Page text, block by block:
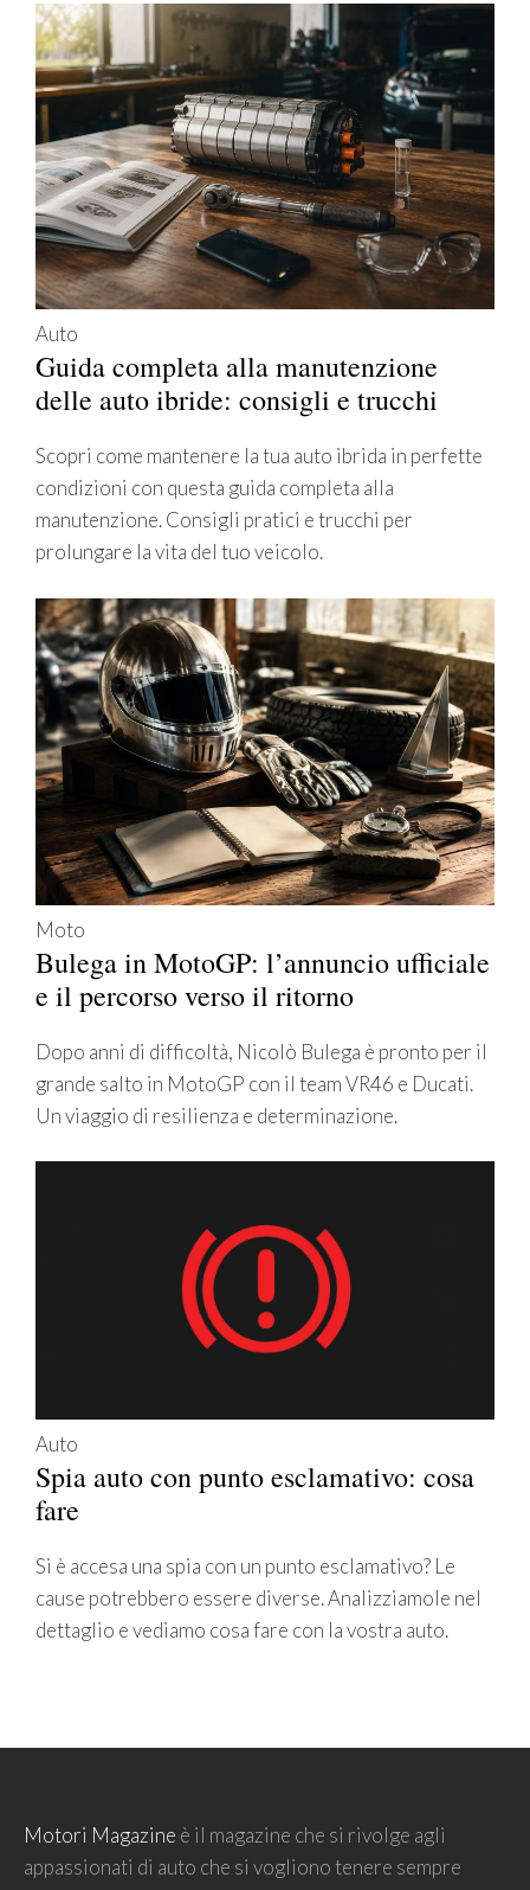
Auto
Guida completa alla manutenzione
delle auto ibride: consigli e trucchi
Scopri come mantenere la tua auto ibrida in perfette
condizioni con questa guida completa alla
manutenzione. Consigli pratici e trucchi per
prolungare la vita del tuo veicolo.
Moto
Bulega in MotoGP: l’annuncio ufficiale
e il percorso verso il ritorno
Dopo anni di difficoltà, Nicolò Bulega è pronto per il
grande salto in MotoGP con il team VR46 e Ducati.
Un viaggio di resilienza e determinazione.
Auto
Spia auto con punto esclamativo: cosa
fare
Si è accesa una spia con un punto esclamativo? Le
cause potrebbero essere diverse. Analizziamole nel
dettaglio e vediamo cosa fare con la vostra auto.
Motori Magazine è il magazine che si rivolge agli
appassionati di auto che si vogliono tenere sempre